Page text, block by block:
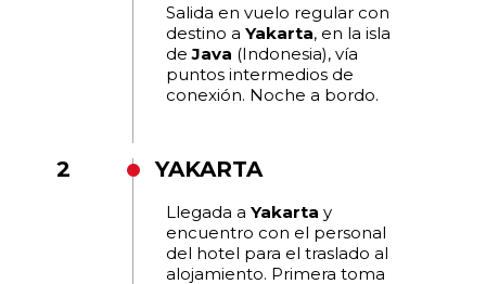
Salida en vuelo regular con
destino aYakarta, en la isla
deJava (Indonesia), vía
puntos intermedios de
conexión. Noche a bordo.
2 YAKARTA
Llegada aYakarta y
encuentro con el personal
del hotel para el traslado al
alojamiento. Primera toma